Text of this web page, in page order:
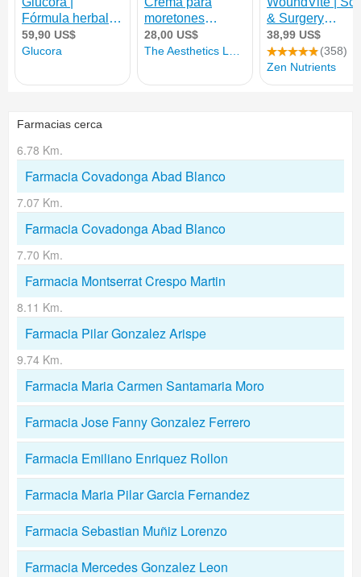
Farmacias cerca
6.78 Km.
Farmacia Covadonga Abad Blanco
7.07 Km.
Farmacia Covadonga Abad Blanco
7.70 Km.
Farmacia Montserrat Crespo Martin
8.11 Km.
Farmacia Pilar Gonzalez Arispe
9.74 Km.
Farmacia Maria Carmen Santamaria Moro
Farmacia Jose Fanny Gonzalez Ferrero
Farmacia Emiliano Enriquez Rollon
Farmacia Maria Pilar Garcia Fernandez
Farmacia Sebastian Muñiz Lorenzo
Farmacia Mercedes Gonzalez Leon